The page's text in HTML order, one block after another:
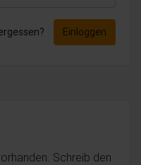
Einloggen
Schreib den